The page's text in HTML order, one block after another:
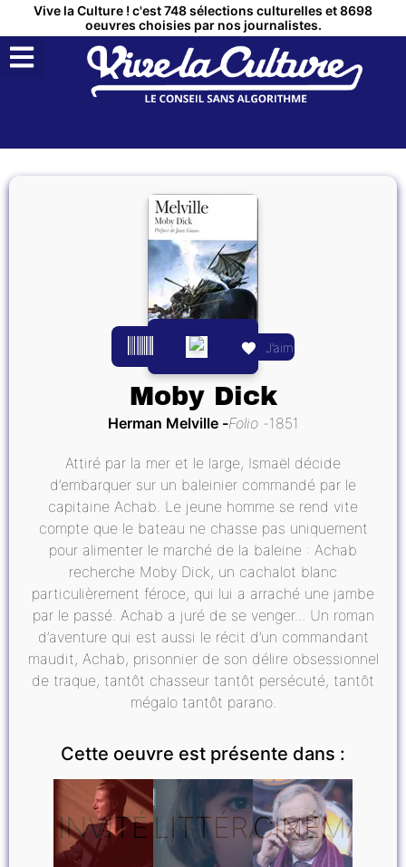
Vive la Culture ! c'est 748 sélections culturelles et 8698
oeuvres choisies par nos journalistes.
J’aime
Moby Dick
Herman Melville Folio 1851
Attiré par la mer et le large, Ismaël décide
d’embarquer sur un baleinier commandé par le
capitaine Achab. Le jeune homme se rend vite
compte que le bateau ne chasse pas uniquement
pour alimenter le marché de la baleine : Achab
recherche Moby Dick, un cachalot blanc
particulièrement féroce, qui lui a arraché une jambe
par le passé. Achab a juré de se venger... Un roman
d’aventure qui est aussi le récit d’un commandant
maudit, Achab, prisonnier de son délire obsessionnel
de traque, tantôt chasseur tantôt persécuté, tantôt
mégalo tantôt parano.
Cette oeuvre est présente dans :
INVITÉLITTÉRATURE
CINÉMA